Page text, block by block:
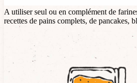
A utiliser seul ou en complément de
recettes de pains complets, de pancakes,